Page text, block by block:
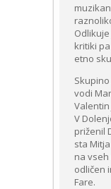
kritiki
etno
vodi
Valentin
V
priženil
sta
na
odličen
Fare.